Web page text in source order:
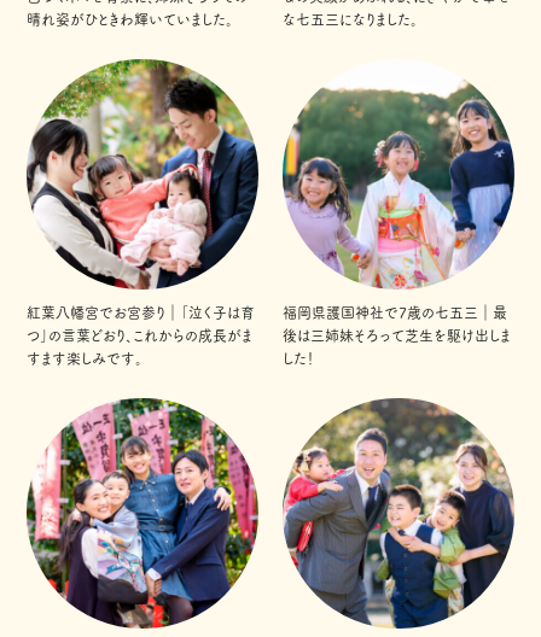
晴れ姿がひときわ輝いていました。
な七五三になりました。
紅葉八幡宮でお宮参り｜「泣く子は育
つ」の言葉どおり、これからの成長がま
すます楽しみです。
福岡県護国神社で7歳の七五三｜最
後は三姉妹そろって芝生を駆け出しま
した！